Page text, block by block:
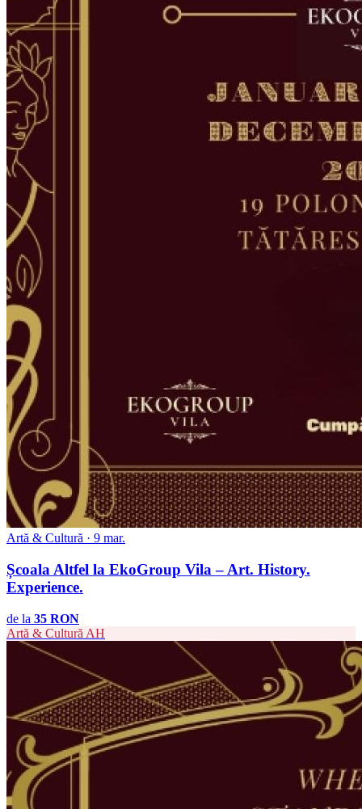
Artă & Cultură · 9 mar.
Școala Altfel la EkoGroup Vila – Art. History.
Experience.
de la 35 RON
Artă & Cultură AH